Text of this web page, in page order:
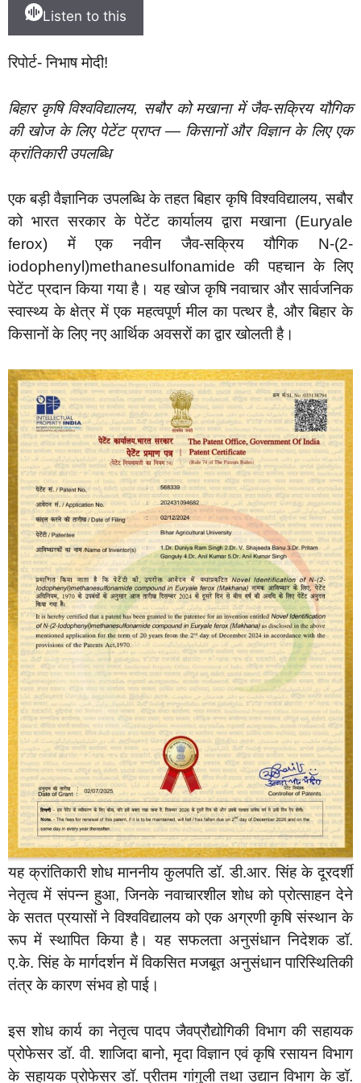
Listen to this
रिपोर्ट- निभाष मोदी!
बिहार कृषि विश्वविद्यालय, सबौर को मखाना में जैव-सक्रिय यौगिक
की खोज के लिए पेटेंट प्राप्त — किसानों और विज्ञान के लिए एक
क्रांतिकारी उपलब्धि
एक बड़ी वैज्ञानिक उपलब्धि के तहत बिहार कृषि विश्वविद्यालय, सबौर
को भारत सरकार के पेटेंट कार्यालय द्वारा मखाना (Euryale
ferox) में एक नवीन जैव-सक्रिय यौगिक N-(2-
iodophenyl)methanesulfonamide की पहचान के लिए
पेटेंट प्रदान किया गया है। यह खोज कृषि नवाचार और सार्वजनिक
स्वास्थ्य के क्षेत्र में एक महत्वपूर्ण मील का पत्थर है, और बिहार के
किसानों के लिए नए आर्थिक अवसरों का द्वार खोलती है।
यह क्रांतिकारी शोध माननीय कुलपति डॉ. डी.आर. सिंह के दूरदर्शी
नेतृत्व में संपन्न हुआ, जिनके नवाचारशील शोध को प्रोत्साहन देने
के सतत प्रयासों ने विश्वविद्यालय को एक अग्रणी कृषि संस्थान के
रूप में स्थापित किया है। यह सफलता अनुसंधान निदेशक डॉ.
ए.के. सिंह के मार्गदर्शन में विकसित मजबूत अनुसंधान पारिस्थितिकी
तंत्र के कारण संभव हो पाई।
इस शोध कार्य का नेतृत्व पादप जैवप्रौद्योगिकी विभाग की सहायक
प्रोफेसर डॉ. वी. शाजिदा बानो, मृदा विज्ञान एवं कृषि रसायन विभाग
के सहायक प्रोफेसर डॉ. प्रीतम गांगुली तथा उद्यान विभाग के डॉ.